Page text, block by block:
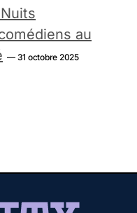
au
— 31 octobre 2025